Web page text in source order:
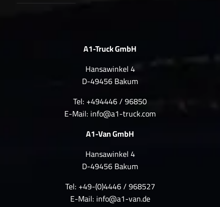
A1-Truck GmbH
Hansawinkel 4
D-49456 Bakum
Tel: +494446 / 96850
E-Mail: info@a1-truck.com
A1-Van GmbH
Hansawinkel 4
D-49456 Bakum
Tel: +49-(0)4446 / 968527
E-Mail: info@a1-van.de